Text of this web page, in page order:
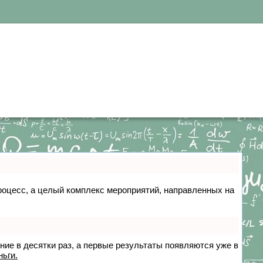
а целый комплекс мероприятий, направленных на
в десятки раз, а первые результаты появляются уже в